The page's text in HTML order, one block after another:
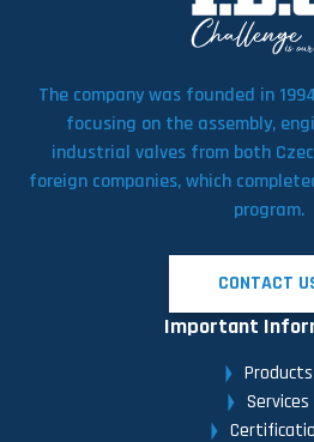
The company was founded in
focusing on the assembly,
industrial valves from both
foreign companies, which
program.
CONTACT
Important
Products
Services